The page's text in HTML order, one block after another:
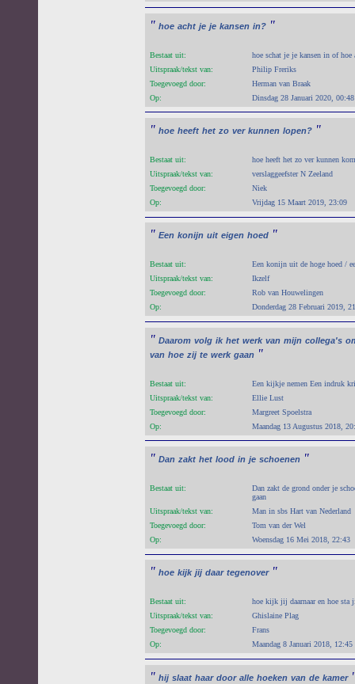
" hoe acht je je kansen in? "
Bestaat uit:
hoe schat je je kansen in of hoe
Uitspraak/tekst van:
Philip Freriks
Toegevoegd door:
Herman van Braak
Op:
Dinsdag 28 Januari 2020, 00:48
" hoe heeft het zo ver kunnen lopen? "
Bestaat uit:
hoe heeft het zo ver kunnen
Uitspraak/tekst van:
verslaggeefster N Zeeland
Toegevoegd door:
Niek
Op:
Vrijdag 15 Maart 2019, 23:09
" Een konijn uit eigen hoed "
Bestaat uit:
Een konijn uit de hoge hoed /
Uitspraak/tekst van:
Ikzelf
Toegevoegd door:
Rob van Houwelingen
Op:
Donderdag 28 Februari 2019,
" Daarom volg ik het werk van mijn collega's
van hoe zij te werk gaan "
Bestaat uit:
Een kijkje nemen Een indruk
Uitspraak/tekst van:
Ellie Lust
Toegevoegd door:
Margreet Spoelstra
Op:
Maandag 13 Augustus 2018,
" Dan zakt het lood in je schoenen "
Bestaat uit:
Dan zakt de grond onder je
gaan
Uitspraak/tekst van:
Man in sbs Hart van Nederland
Toegevoegd door:
Tom van der Wel
Op:
Woensdag 16 Mei 2018, 22:43
" hoe kijk jij daar tegenover "
Bestaat uit:
hoe kijk jij daarnaar en hoe sta
Uitspraak/tekst van:
Ghislaine Plag
Toegevoegd door:
Frans
Op:
Maandag 8 Januari 2018, 12:45
" hij slaat haar door alle hoeken van de kamer